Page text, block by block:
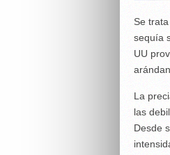
Se
sequía
UU
La
las
Desde